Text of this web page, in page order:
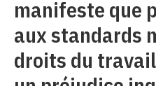
manifeste que
aux standards
droits du